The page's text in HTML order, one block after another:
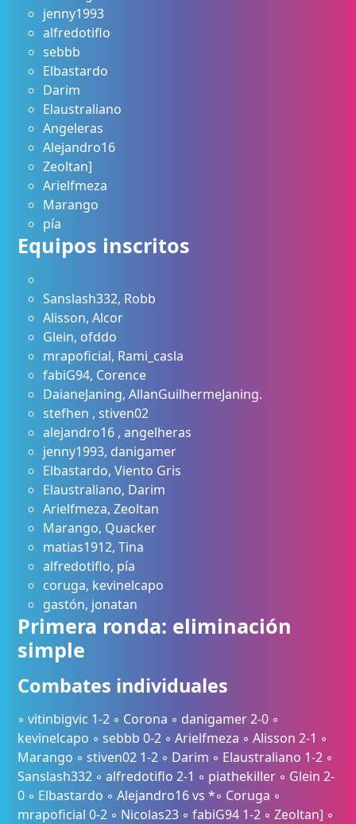
jenny1993
alfredotiflo
sebbb
Elbastardo
Darim
Elaustraliano
Angeleras
Alejandro16
Zeoltan]
Arielfmeza
Marango
pía
Equipos inscritos
Sanslash332, Robb
Alisson, Alcor
Glein, ofddo
mrapoficial, Rami_casla
fabiG94, Corence
DaianeJaning, AllanGuilhermeJaning.
stefhen , stiven02
alejandro16 , angelheras
jenny1993, danigamer
Elbastardo, Viento Gris
Elaustraliano, Darim
Arielfmeza, Zeoltan
Marango, Quacker
matias1912, Tina
alfredotiflo, pía
coruga, kevinelcapo
gastón, jonatan
Primera ronda: eliminación
simple
Combates individuales
◦ vitinbigvic 1-2 ◦ Corona ◦ danigamer 2-0 ◦
kevinelcapo ◦ sebbb 0-2 ◦ Arielfmeza ◦ Alisson 2-1 ◦
Marango ◦ stiven02 1-2 ◦ Darim ◦ Elaustraliano 1-2 ◦
Sanslash332 ◦ alfredotiflo 2-1 ◦ piathekiller ◦ Glein 2-
0 ◦ Elbastardo ◦ Alejandro16 vs *◦ Coruga ◦
mrapoficial 0-2 ◦ Nicolas23 ◦ fabiG94 1-2 ◦ Zeoltan] ◦